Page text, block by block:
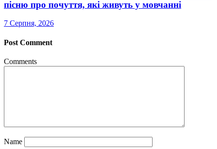
пісню про почуття, які живуть у мовчанні
7 Серпня, 2026
Post Comment
Comments
Name